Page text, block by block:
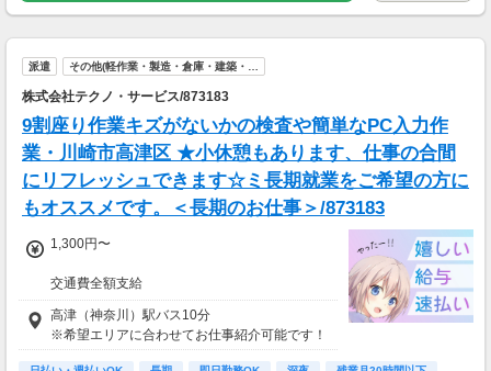
0,160円
3,600円
派遣 その他(軽作業・製造・倉庫・建築・…
株式会社テクノ・サービス/873183
9割座り作業キズがないかの検査や簡単なPC入力作
業・川崎市高津区 ★小休憩もあります、仕事の合間
にリフレッシュできます☆ミ長期就業をご希望の方に
もオススメです。＜長期のお仕事＞/873183
1,300円〜
交通費全額支給
速払い制度有
高津（神奈川）駅バス10分
※希望エリアに合わせてお仕事紹介可能です！